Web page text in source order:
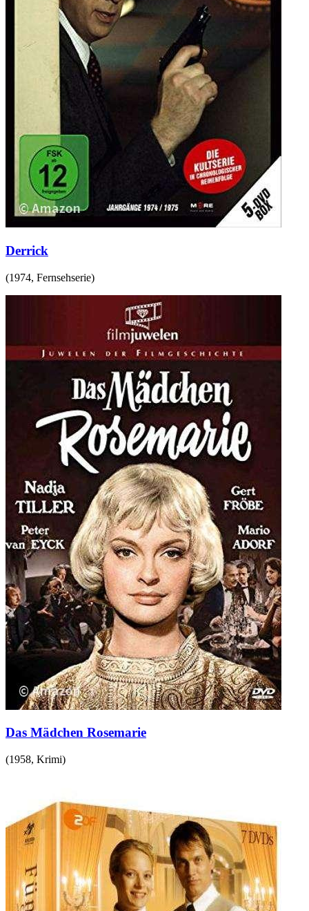
Derrick
(1974, Fernsehserie)
Das Mädchen Rosemarie
(1958, Krimi)